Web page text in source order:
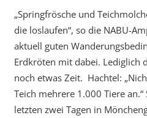
„Springfrösche und
die loslaufen“, so die NABU-
aktuell guten
Erdkröten mit dabei. Lediglich
noch etwas Zeit. Hachtel:
Teich mehrere 1.000 Tiere
letzten zwei Tagen in